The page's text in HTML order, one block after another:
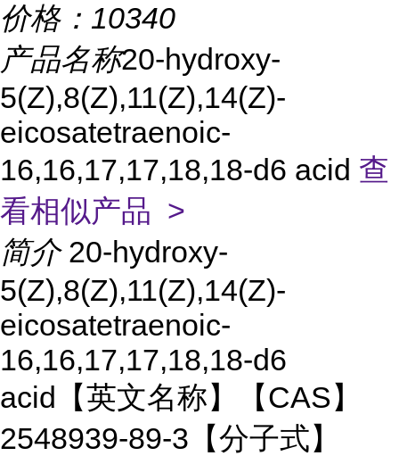
价格： 10340
产品名称20-hydroxy-
5(Z),8(Z),11(Z),14(Z)-
eicosatetraenoic-
16,16,17,17,18,18-d6 acid 查
看相似产品 >
简介 20-hydroxy-
5(Z),8(Z),11(Z),14(Z)-
eicosatetraenoic-
16,16,17,17,18,18-d6
acid【英文名称】【CAS】
2548939-89-3【分子式】